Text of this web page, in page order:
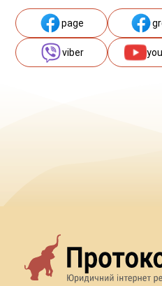
page
viber